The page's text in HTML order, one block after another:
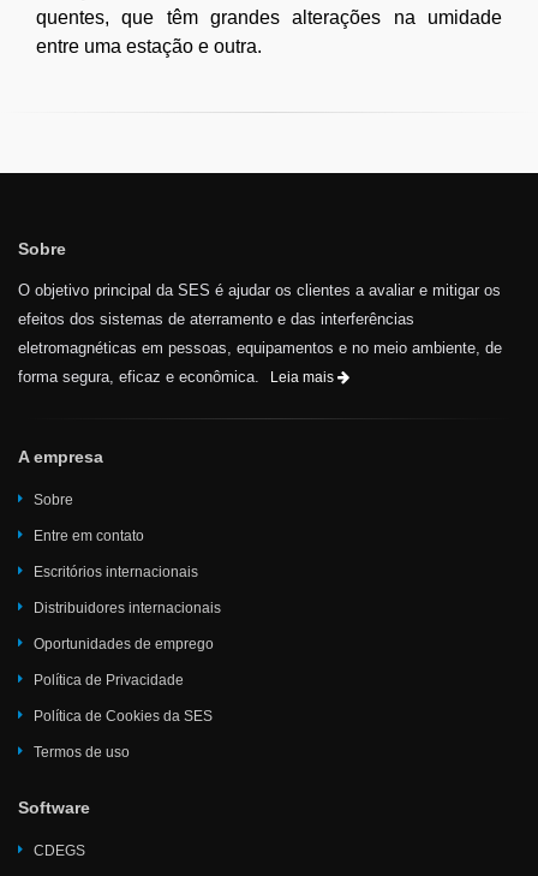
quentes, que têm grandes alterações na umidade
entre uma estação e outra.
Sobre
O objetivo principal da SES é ajudar os clientes a avaliar e mitigar os
efeitos dos sistemas de aterramento e das interferências
eletromagnéticas em pessoas, equipamentos e no meio ambiente, de
forma segura, eficaz e econômica.
Leia mais
A empresa
Sobre
Entre em contato
Escritórios internacionais
Distribuidores internacionais
Oportunidades de emprego
Política de Privacidade
Política de Cookies da SES
Termos de uso
Software
CDEGS